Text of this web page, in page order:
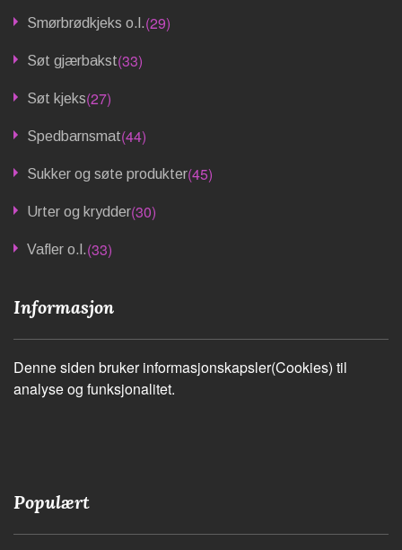
Smørbrødkjeks o.l.(29)
Søt gjærbakst(33)
Søt kjeks(27)
Spedbarnsmat(44)
Sukker og søte produkter(45)
Urter og krydder(30)
Vafler o.l.(33)
Informasjon
Denne siden bruker informasjonskapsler(Cookies) til
analyse og funksjonalitet.
Populært